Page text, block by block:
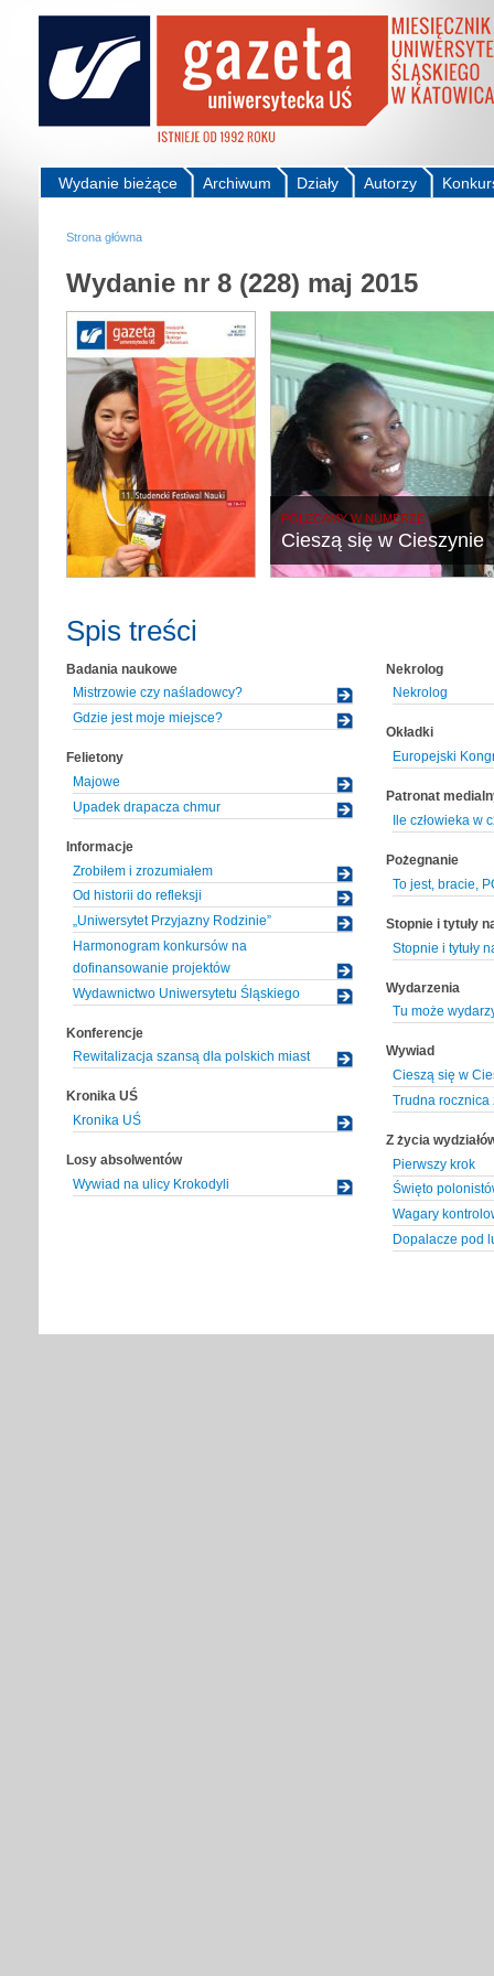
Autorzy
Działy
Archiwum
Wydanie bieżące
Strona główna
Wydanie nr 8 (228) maj 2015
POLECAMY W NUMERZE
Cieszą się w Cieszynie
Spis treści
Badania naukowe
Mistrzowie czy naśladowcy?
Gdzie jest moje miejsce?
Felietony
Majowe
Upadek drapacza chmur
Informacje
Zrobiłem i zrozumiałem
Od historii do refleksji
„Uniwersytet Przyjazny Rodzinie”
Harmonogram konkursów na
dofinansowanie projektów
Wydawnictwo Uniwersytetu Śląskiego
Konferencje
Rewitalizacja szansą dla polskich miast
Kronika UŚ
Kronika UŚ
Losy absolwentów
Wywiad na ulicy Krokodyli
Nekrolog
Nekrolog
Okładki
Europejski
Patronat
Ile człowieka w
Pożegnanie
To jest, bracie,
Stopnie i tytuły
Stopnie i tytuły
Wydarzenia
Tu może
Wywiad
Cieszą się w
Trudna rocznica
Z życia
Pierwszy krok
Święto
Wagary
Dopalacze pod